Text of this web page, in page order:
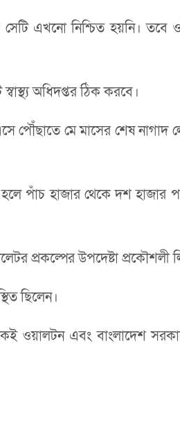
এখনো নিশ্চিত হয়নি। তবে
অধিদপ্তর ঠিক করবে।
পৌঁছাতে মে মাসের শেষ নাগাদ
পাঁচ হাজার থেকে দশ হাজার
প্রকল্পের উপদেষ্টা
ছিলেন।
ওয়ালটন এবং বাংলাদেশ